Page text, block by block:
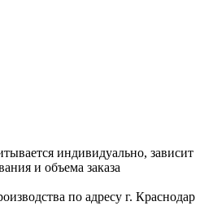
индивидуально, зависит
и объема заказа
по адресу г. Краснодар